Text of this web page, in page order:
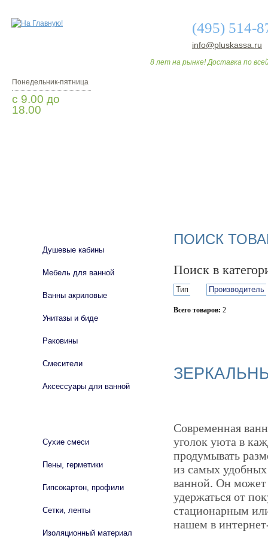
(495) 514-
info@pluskassa.ru
8 лет на рынке! Доставка по
Понедельник-пятница
с 9.00 до
18.00
ПОИСК
Поиск в
Тип Производитель
Всего товаров: 2
Современная
уголок уюта в
продумывать
из самых
ванной. Он
удержаться от
стационарным
нашем в
Душевые кабины
Мебель для ванной
Ванны акриловые
Унитазы и биде
Раковины
Смесители
Аксессуары для ванной
Сухие смеси
Пены, герметики
Гипсокартон, профили
Сетки, ленты
Изоляционный материал